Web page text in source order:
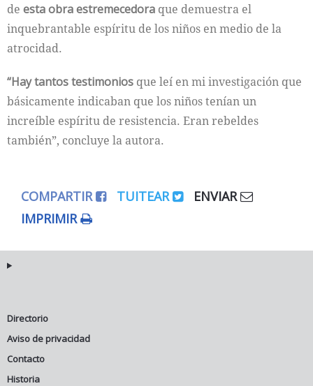
de esta obra estremecedora que demuestra el
inquebrantable espíritu de los niños en medio de la
atrocidad.
“Hay tantos testimonios que leí en mi investigación que
básicamente indicaban que los niños tenían un
increíble espíritu de resistencia. Eran rebeldes
también”, concluye la autora.
COMPARTIR TUITEAR
ENVIAR
IMPRIMIR
Directorio
Aviso de privacidad
Contacto
Historia